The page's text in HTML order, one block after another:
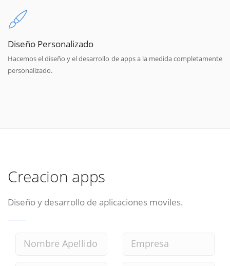
Diseño Personalizado
Hacemos el diseño y el desarrollo de apps a la medida completamente
personalizado.
Creacion apps
Diseño y desarrollo de aplicaciones moviles.